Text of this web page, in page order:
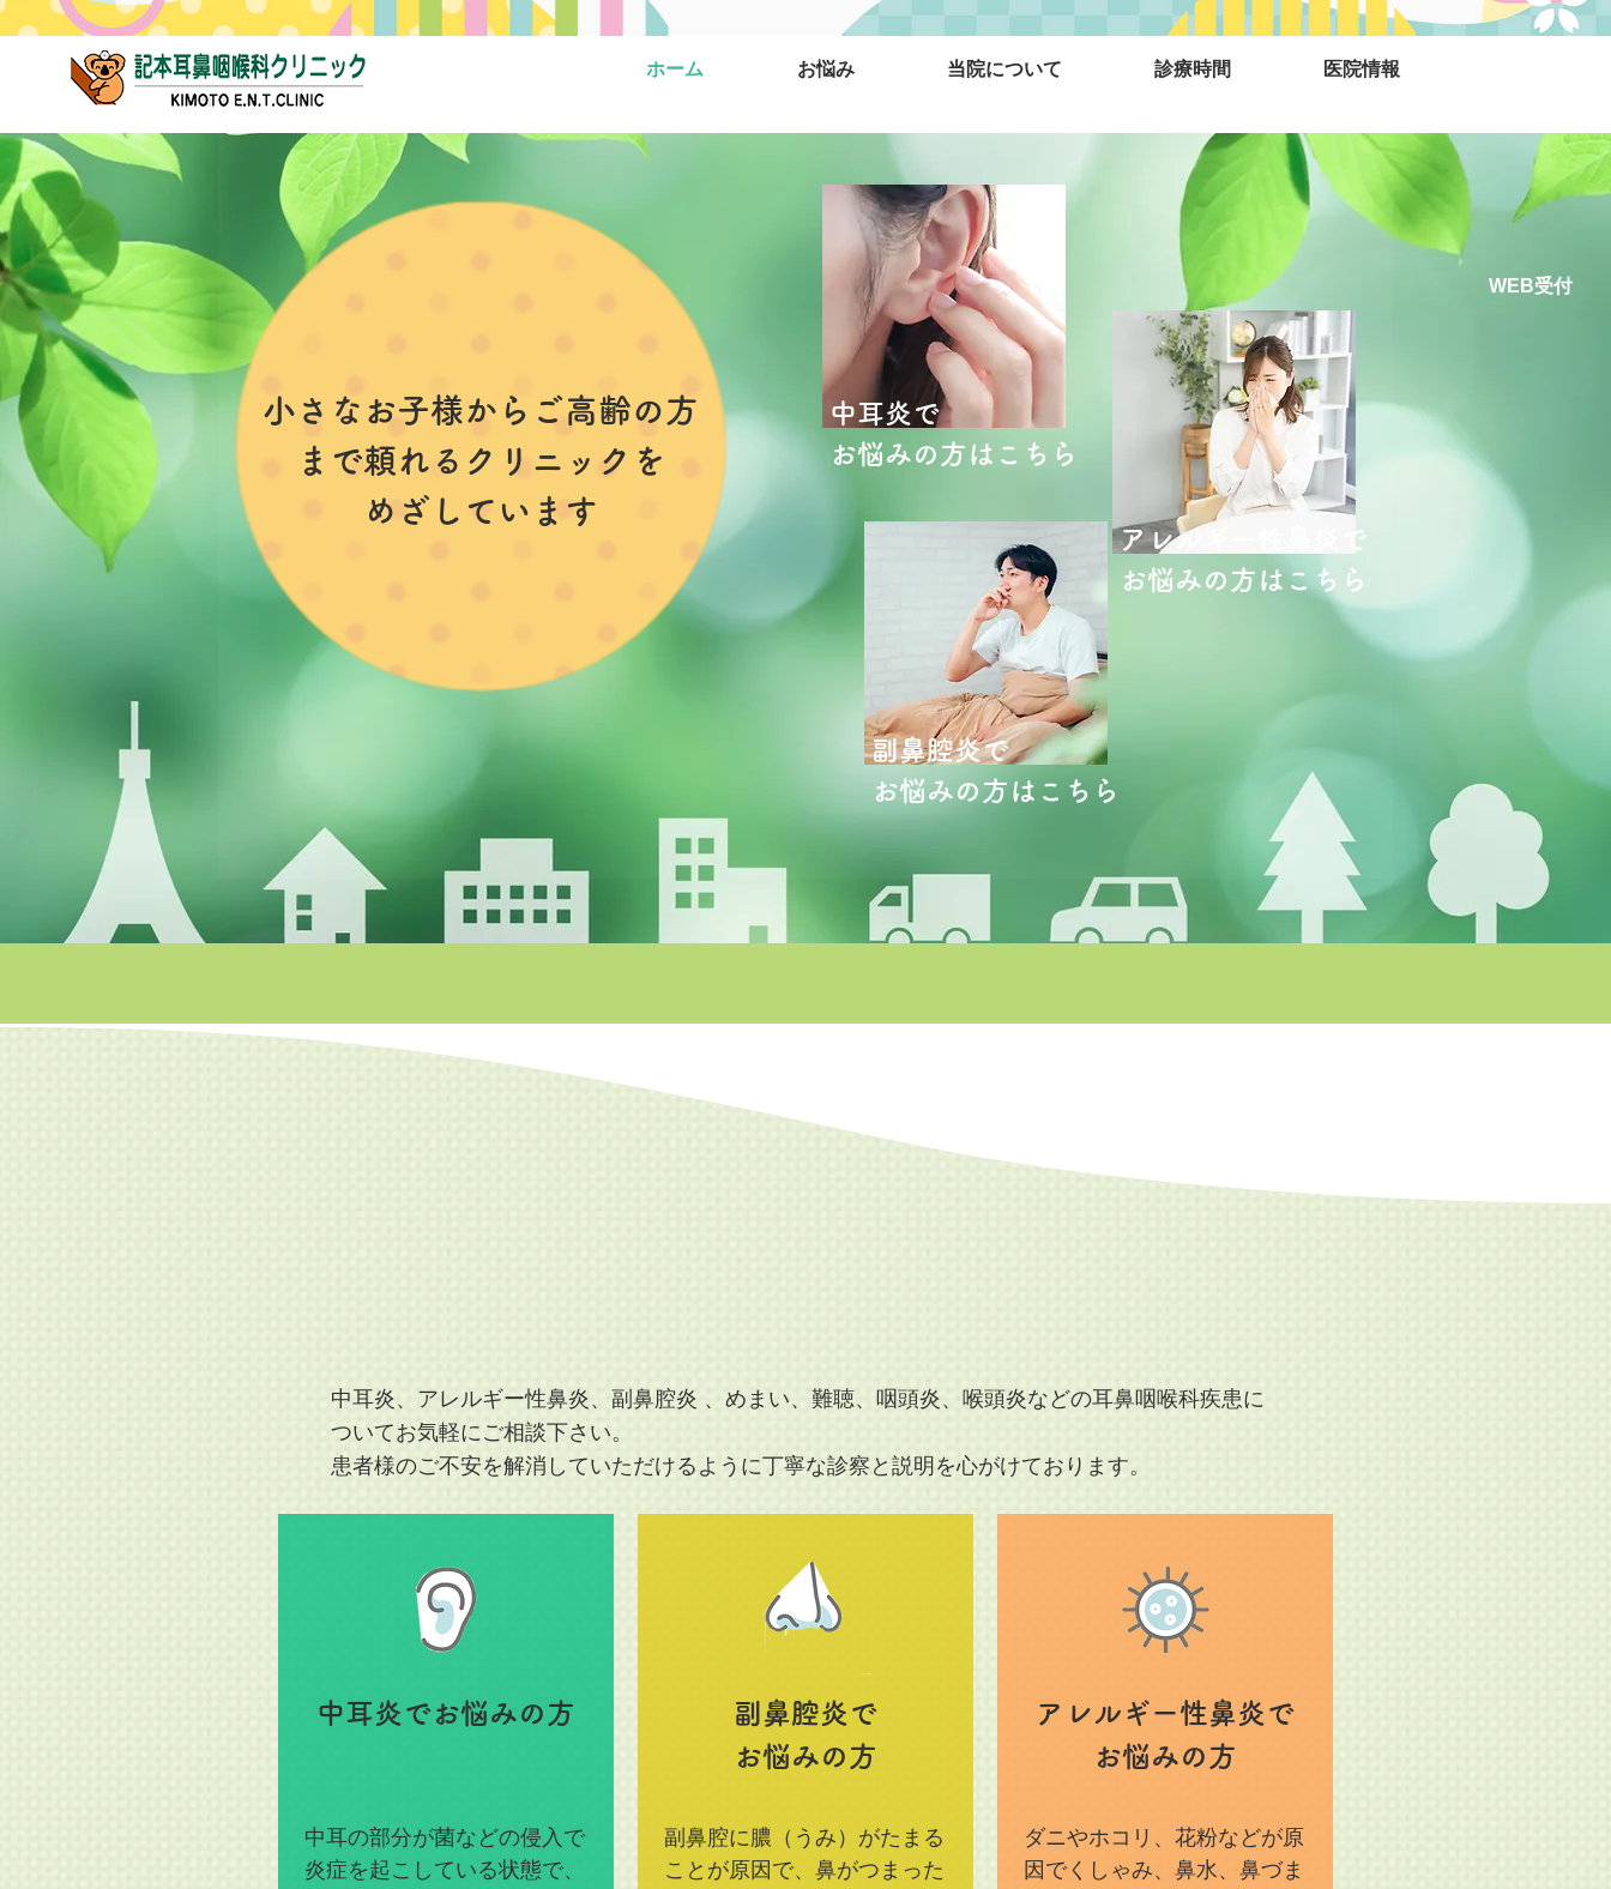
WEB受付
ホーム お悩み 当院について 診療時間 医院情報
小さなお子様からご高齢の方
まで​頼れるクリニック​を
​めざしています
中耳炎で
お悩みの方はこちら
アレルギー性鼻炎で
お悩みの方はこちら
副鼻腔炎で
お悩みの方はこちら
中耳炎、アレルギー性鼻炎、副鼻腔炎 、めまい、難聴、咽頭炎、喉頭炎などの耳鼻咽喉科疾患に
ついてお気軽にご相談下さい。
患者様のご不安を解消していただけるように丁寧な診察と説明を心がけております。
中耳炎でお悩みの方
中耳の部分が菌などの侵入で
炎症を起こしている状態で、
副鼻腔炎で
お悩みの方
副鼻腔に膿（うみ）がたまる
ことが原因で、鼻がつまった
アレルギー性鼻炎で
​お悩みの方
ダニやホコリ、花粉などが原
因でくしゃみ、鼻水、鼻づま